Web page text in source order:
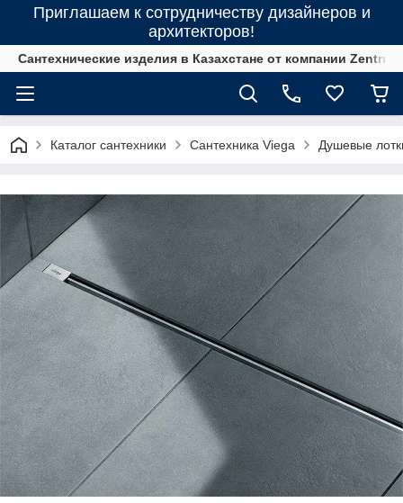
Приглашаем к сотрудничеству дизайнеров и
архитекторов!
Сантехнические изделия в Казахстане от компании Zentrum
Каталог сантехники Сантехника Viega Душевые